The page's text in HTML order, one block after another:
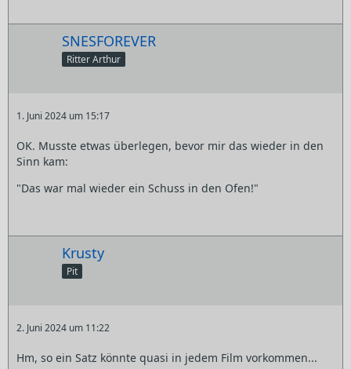
SNESFOREVER
Ritter Arthur
1. Juni 2024 um 15:17
OK. Musste etwas überlegen, bevor mir das wieder in den
Sinn kam:
"Das war mal wieder ein Schuss in den Ofen!"
Krusty
Pit
2. Juni 2024 um 11:22
Hm, so ein Satz könnte quasi in jedem Film vorkommen...